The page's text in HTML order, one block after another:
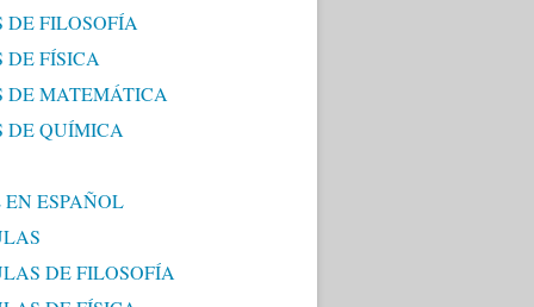
DE FILOSOFÍA
DE FÍSICA
DE MATEMÁTICA
DE QUÍMICA
ESPAÑOL
DE FILOSOFÍA